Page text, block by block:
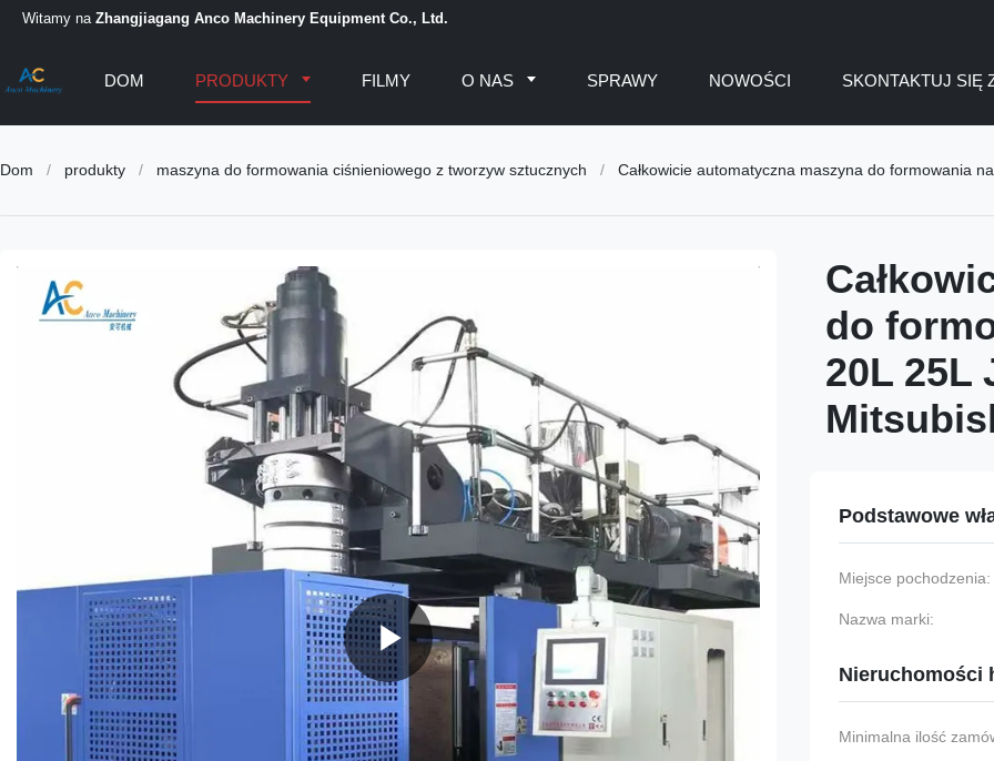
Witamy na Zhangjiagang Anco Machinery Equipment Co., Ltd.
DOM PRODUKTY FILMY O NAS SPRAWY NOWOŚCI SKONTAKTUJ SIĘ
Dom / produkty / maszyna do formowania ciśnieniowego z tworzyw sztucznych / Całkowicie automatyczna maszyna do formowania
do
20L 25L
Podstawowe
Miejsce pochodzenia:
Nazwa marki:
Nieruchomości
Minimalna ilość